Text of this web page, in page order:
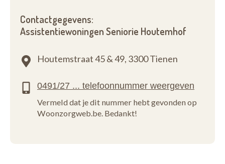
Contactgegevens:
Assistentiewoningen Seniorie Houtemhof
Houtemstraat 45 & 49, 3300 Tienen
Vermeld dat je dit nummer hebt gevonden op
Woonzorgweb.be. Bedankt!